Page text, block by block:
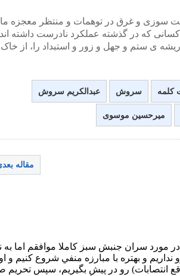
و غرق در توهمات و منتظر معجزه
که در گذشته عملکرد نادرست داشته
ریشه ی ستم و جهل و زور و استبداد را، از خاک
کلمه سروش عبدالکریم سروش
میرحسین موسوی
مقاله